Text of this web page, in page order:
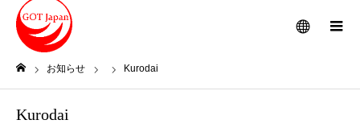
メニュー
お知らせ Kurodai
Kurodai